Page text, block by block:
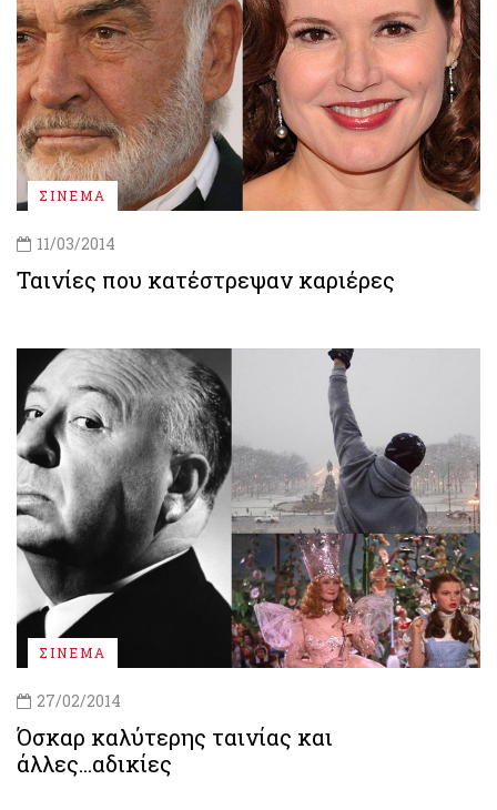
ΣΙΝΕΜΑ
11/03/2014
Ταινίες που κατέστρεψαν καριέρες
ΣΙΝΕΜΑ
27/02/2014
Όσκαρ καλύτερης ταινίας και
άλλες...αδικίες